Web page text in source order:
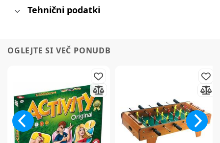
Tehnični podatki
OGLEJTE SI VEČ PONUDB